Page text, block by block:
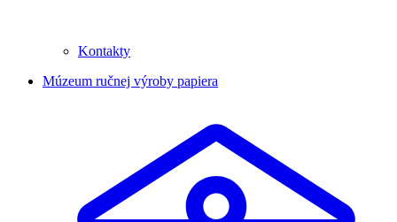
Kontakty
Múzeum ručnej výroby papiera